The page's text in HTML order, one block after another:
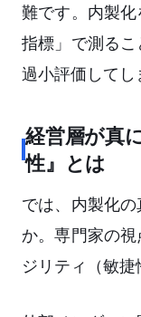
難です。内製
指標」で測る
過小評価してし
経営層が真
性』とは
では、内製化
か。専門家の
ジリティ（敏捷